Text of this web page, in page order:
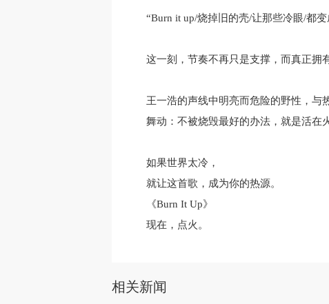
“Burn it up/烧掉旧的壳/让那些冷眼/都
这一刻，节奏不再只是支撑，而真正拥
王一浩的声线中明亮而危险的野性，与
舞动：不被烧毁最好的办法，就是活在
如果世界太冷，
就让这首歌，成为你的热源。
《Burn It Up》
现在，点火。
相关新闻